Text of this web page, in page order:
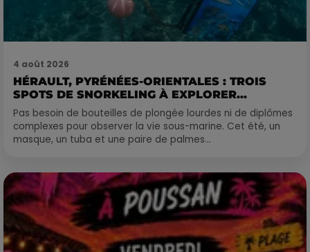
4 août 2026
HÉRAULT, PYRÉNÉES-ORIENTALES : TROIS
SPOTS DE SNORKELING À EXPLORER...
Pas besoin de bouteilles de plongée lourdes ni de diplômes
complexes pour observer la vie sous-marine. Cet été, un
masque, un tuba et une paire de palmes...